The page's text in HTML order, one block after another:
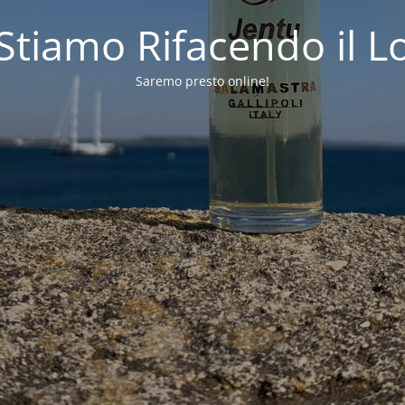
Rifacendo il
Saremo presto online!